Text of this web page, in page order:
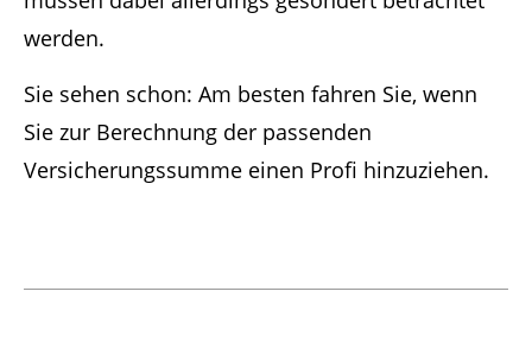
werden.
Sie sehen schon: Am besten fahren Sie, wenn
Sie zur Berechnung der passenden
Versicherungssumme einen Profi hinzuziehen.